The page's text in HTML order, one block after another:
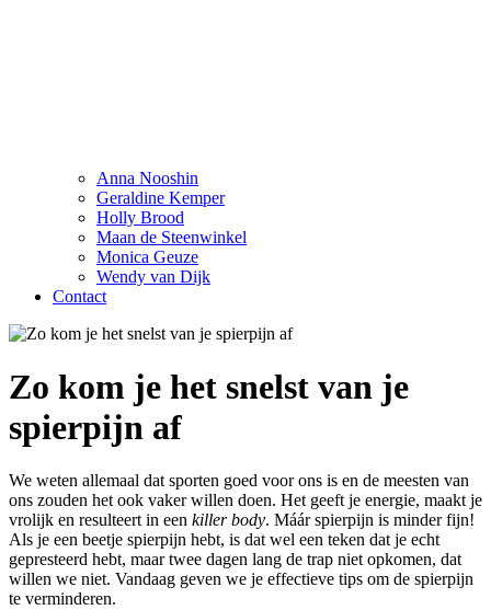
Anna Nooshin
Geraldine Kemper
Holly Brood
Maan de Steenwinkel
Monica Geuze
Wendy van Dijk
Contact
Zo kom je het snelst van je
spierpijn af
We weten allemaal dat sporten goed voor ons is en de meesten van
ons zouden het ook vaker willen doen. Het geeft je energie, maakt je
vrolijk en resulteert in een killer body. Máár spierpijn is minder fijn!
Als je een beetje spierpijn hebt, is dat wel een teken dat je echt
gepresteerd hebt, maar twee dagen lang de trap niet opkomen, dat
willen we niet. Vandaag geven we je effectieve tips om de spierpijn
te verminderen.